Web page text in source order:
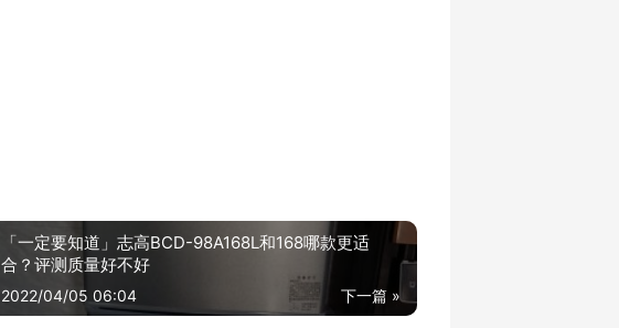
「一定要知道」志高BCD-98A168L和168哪款更适
合？评测质量好不好
下一篇 »
2022/04/05 06:04